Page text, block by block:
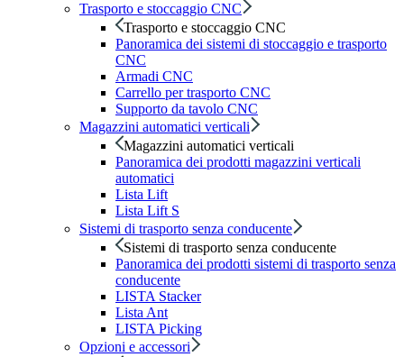
Trasporto e stoccaggio CNC
Trasporto e stoccaggio CNC
Panoramica dei sistemi di stoccaggio e trasporto
CNC
Armadi CNC
Carrello per trasporto CNC
Supporto da tavolo CNC
Magazzini automatici verticali
Magazzini automatici verticali
Panoramica dei prodotti magazzini verticali
automatici
Lista Lift
Lista Lift S
Sistemi di trasporto senza conducente
Sistemi di trasporto senza conducente
Panoramica dei prodotti sistemi di trasporto senza
conducente
LISTA Stacker
Lista Ant
LISTA Picking
Opzioni e accessori